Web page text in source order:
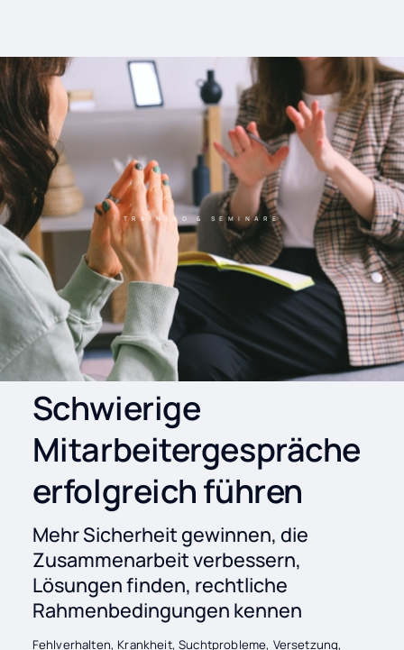
TRAINING & SEMINARE
Schwierige
Mitarbeitergespräche
erfolgreich führen
Mehr Sicherheit gewinnen, die
Zusammenarbeit verbessern,
Lösungen finden, rechtliche
Rahmenbedingungen kennen
Fehlverhalten, Krankheit, Suchtprobleme, Versetzung,